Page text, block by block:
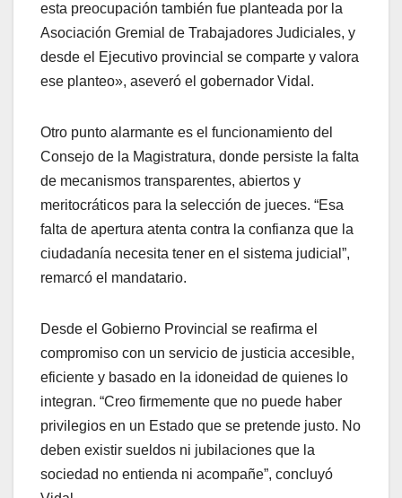
esta preocupación también fue planteada por la
Asociación Gremial de Trabajadores Judiciales, y
desde el Ejecutivo provincial se comparte y valora
ese planteo», aseveró el gobernador Vidal.
Otro punto alarmante es el funcionamiento del
Consejo de la Magistratura, donde persiste la falta
de mecanismos transparentes, abiertos y
meritocráticos para la selección de jueces. “Esa
falta de apertura atenta contra la confianza que la
ciudadanía necesita tener en el sistema judicial”,
remarcó el mandatario.
Desde el Gobierno Provincial se reafirma el
compromiso con un servicio de justicia accesible,
eficiente y basado en la idoneidad de quienes lo
integran. “Creo firmemente que no puede haber
privilegios en un Estado que se pretende justo. No
deben existir sueldos ni jubilaciones que la
sociedad no entienda ni acompañe”, concluyó